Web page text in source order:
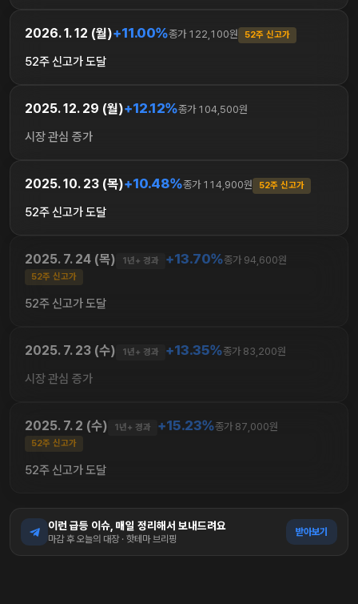
2026. 1. 12 (월)+11.00%종가 122,100원 52주 신고가
52주 신고가 도달
2025. 12. 29 (월)+12.12%종가 104,500원
시장 관심 증가
2025. 10. 23 (목)+10.48%종가 114,900원 52주 신고가
52주 신고가 도달
2025. 7. 24 (목) 1년+ 경과 +13.70%종가 94,600원
52주 신고가
52주 신고가 도달
2025. 7. 23 (수) 1년+ 경과 +13.35%종가 83,200원
시장 관심 증가
2025. 7. 2 (수) 1년+ 경과 +15.23%종가 87,000원
52주 신고가
52주 신고가 도달
이런 급등 이슈, 매일 정리해서 보내드려요
마감 후 오늘의 대장 · 핫테마 브리핑
받아보기